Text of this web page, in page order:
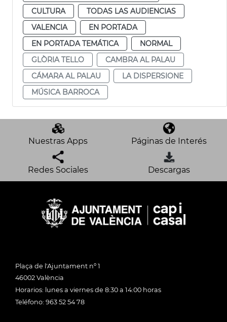
CULTURA
TODAS LAS AUDIENCIAS
VALENCIA
EN PORTADA
EN PORTADA TEMÁTICA
NORMAL
GLÒRIA TELLO
CAMBRA AL PALAU
CÁMARA AL PALAU
LA DISPERSIONE
MÚSICA BARROCA
Nuestras Apps Páginas de Interés
Redes Sociales Descargas
Plaça de l'Ajuntament nº 1
46002 València
Horarios: lunes a viernes de 8:30 a 14:00 horas
Teléfono: 963 52 54 78